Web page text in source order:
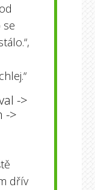
se
->
->
dřív